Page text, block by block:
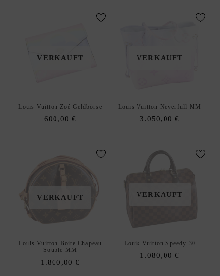
VERKAUFT
Louis Vuitton Zoé Geldbörse
600,00€
VERKAUFT
Louis Vuitton Neverfull MM
3.050,00€
VERKAUFT
Louis Vuitton Boite Chapeau
Souple MM
1.800,00€
VERKAUFT
Louis Vuitton Speedy 30
1.080,00€